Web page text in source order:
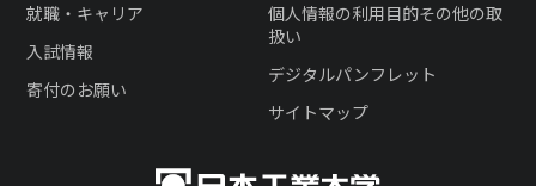
就職・キャリア
入試情報
寄付のお願い
個人情報の利用目的その他の取
扱い
デジタルパンフレット
サイトマップ